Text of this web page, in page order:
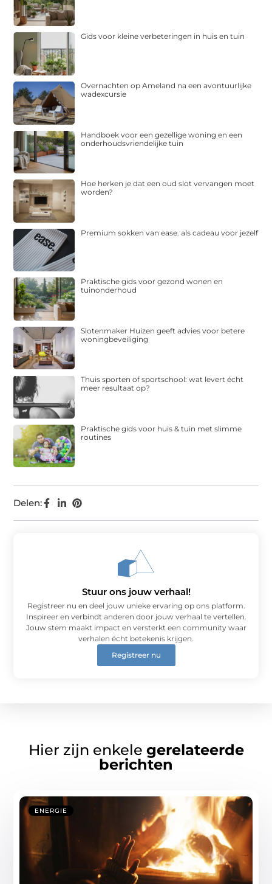
Delen:
Gids voor kleine verbeteringen in huis en tuin
Overnachten op Ameland na een avontuurlijke
wadexcursie
Handboek voor een gezellige woning en een
onderhoudsvriendelijke tuin
Hoe herken je dat een oud slot vervangen moet
worden?
Premium sokken van ease. als cadeau voor jezelf
Praktische gids voor gezond wonen en
tuinonderhoud
Slotenmaker Huizen geeft advies voor betere
woningbeveiliging
Thuis sporten of sportschool: wat levert écht
meer resultaat op?
Praktische gids voor huis & tuin met slimme
routines
Stuur ons jouw verhaal!
Registreer nu en deel jouw unieke ervaring op ons platform.
Inspireer en verbindt anderen door jouw verhaal te vertellen.
Jouw stem maakt impact en versterkt een community waar
verhalen écht betekenis krijgen.
Registreer nu
Hier zijn enkele gerelateerde
berichten
ENERGIE